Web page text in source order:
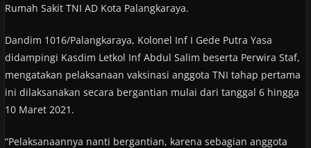
Rumah Sakit TNI AD Kota Palangkaraya.
Dandim 1016/Palangkaraya, Kolonel Inf I Gede Putra Yasa
didampingi Kasdim Letkol Inf Abdul Salim beserta Perwira Staf,
mengatakan pelaksanaan vaksinasi anggota TNI tahap pertama
ini dilaksanakan secara bergantian mulai dari tanggal 6 hingga
10 Maret 2021.
“Pelaksanaannya nanti bergantian, karena sebagian anggota